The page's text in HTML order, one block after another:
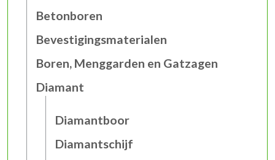
Betonboren
Bevestigingsmaterialen
Boren, Menggarden en Gatzagen
Diamant
Diamantboor
Diamantschijf